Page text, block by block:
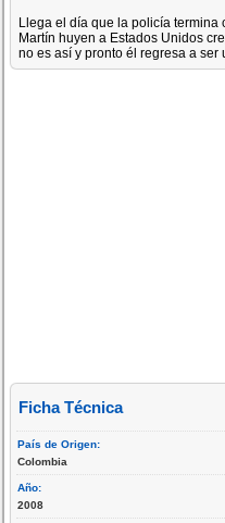
Llega el día que la policía termina
Martín huyen a Estados Unidos
no es así y pronto él regresa a
Ficha Técnica
País de Origen:
Colombia
Año:
2008